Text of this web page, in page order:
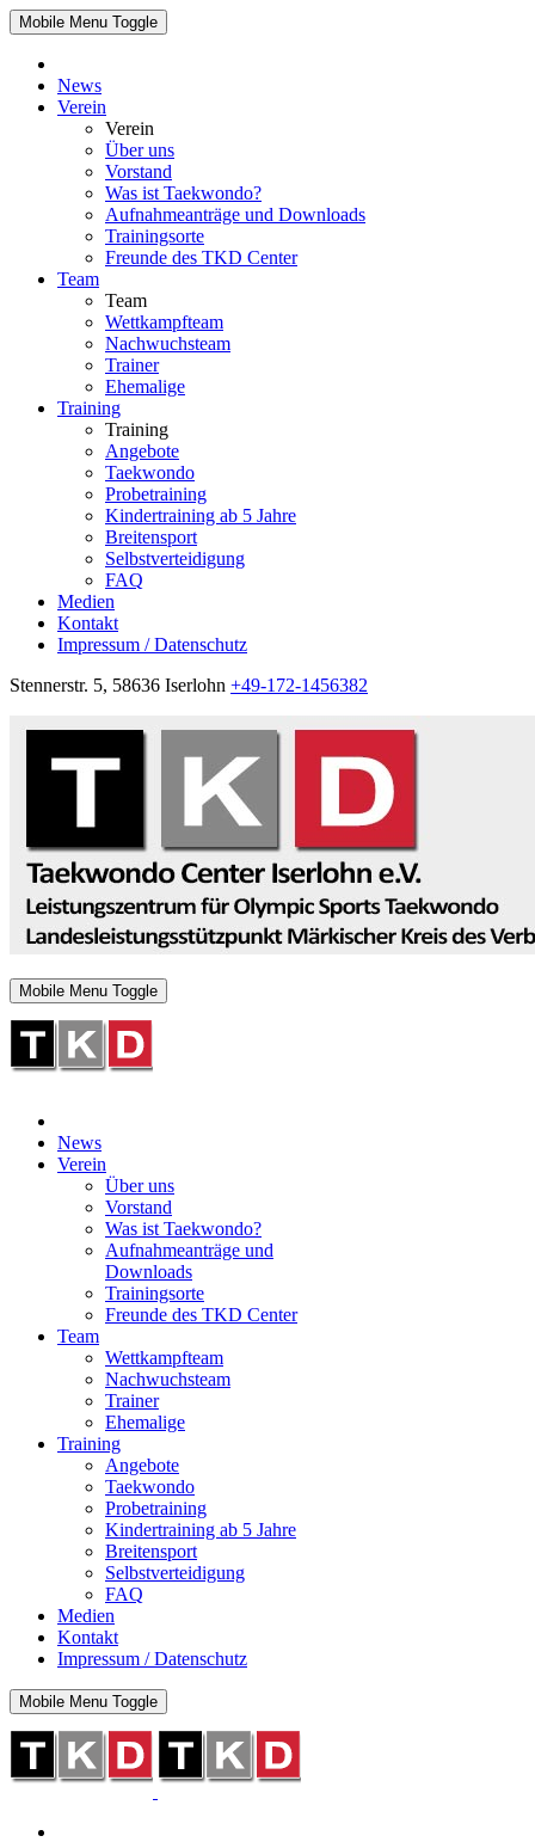
Mobile Menu Toggle
News
Verein
Verein
Über uns
Vorstand
Was ist Taekwondo?
Aufnahmeanträge und Downloads
Trainingsorte
Freunde des TKD Center
Team
Team
Wettkampfteam
Nachwuchsteam
Trainer
Ehemalige
Training
Training
Angebote
Taekwondo
Probetraining
Kindertraining ab 5 Jahre
Breitensport
Selbstverteidigung
FAQ
Medien
Kontakt
Impressum / Datenschutz
Stennerstr. 5, 58636 Iserlohn +49-172-1456382
Mobile Menu Toggle
News
Verein
Über uns
Vorstand
Was ist Taekwondo?
Aufnahmeanträge und
Downloads
Trainingsorte
Freunde des TKD Center
Team
Wettkampfteam
Nachwuchsteam
Trainer
Ehemalige
Training
Angebote
Taekwondo
Probetraining
Kindertraining ab 5 Jahre
Breitensport
Selbstverteidigung
FAQ
Medien
Kontakt
Impressum / Datenschutz
Mobile Menu Toggle